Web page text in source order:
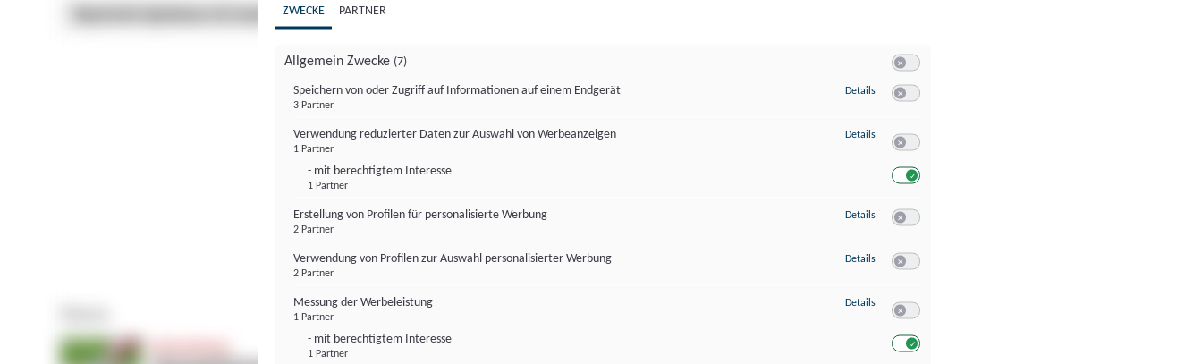
ZWECKE PARTNER
Allgemein Zwecke (7)
Speichern von oder Zugriff auf Informationen auf einem Endgerät
3 Partner
Details zu Speichern von oder Zugriff auf Informationen auf einem Endgerät
Verwendung reduzierter Daten zur Auswahl von Werbeanzeigen
1 Partner
- mit berechtigtem Interesse
1 Partner
Details zu Verwendung reduzierter Daten zur Auswahl von Werbeanzeigen
Erstellung von Profilen für personalisierte Werbung
2 Partner
Details zu Erstellung von Profilen für personalisierte Werbung
Verwendung von Profilen zur Auswahl personalisierter Werbung
2 Partner
Details zu Verwendung von Profilen zur Auswahl personalisierter Werbung
Messung der Werbeleistung
1 Partner
- mit berechtigtem Interesse
1 Partner
Details zu Messung der Werbeleistung